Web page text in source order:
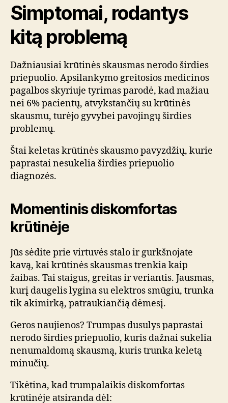
Simptomai, rodantys
kitą problemą
Dažniausiai krūtinės skausmas nerodo širdies
priepuolio. Apsilankymo greitosios medicinos
pagalbos skyriuje tyrimas parodė, kad mažiau
nei 6% pacientų, atvykstančių su krūtinės
skausmu, turėjo gyvybei pavojingų širdies
problemų.
Štai keletas krūtinės skausmo pavyzdžių, kurie
paprastai nesukelia širdies priepuolio
diagnozės.
Momentinis diskomfortas
krūtinėje
Jūs sėdite prie virtuvės stalo ir gurkšnojate
kavą, kai krūtinės skausmas trenkia kaip
žaibas. Tai staigus, greitas ir veriantis. Jausmas,
kurį daugelis lygina su elektros smūgiu, trunka
tik akimirką, patraukiančią dėmesį.
Geros naujienos? Trumpas dusulys paprastai
nerodo širdies priepuolio, kuris dažnai sukelia
nenumaldomą skausmą, kuris trunka keletą
minučių.
Tikėtina, kad trumpalaikis diskomfortas
krūtinėje atsiranda dėl: